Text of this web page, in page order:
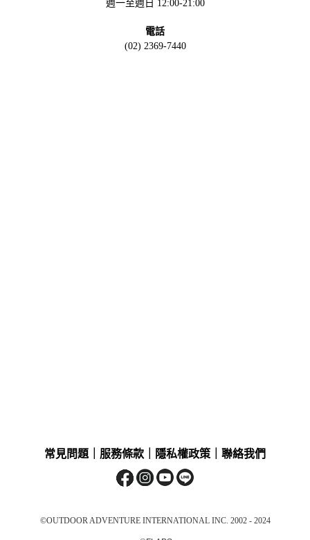
週一至週日 12:00-21:00
電話
(02) 2369-7440
常見問題 服務條款 隱私權政策 聯絡我們
©OUTDOOR ADVENTURE INTERNATIONAL INC. 2002 - 2024